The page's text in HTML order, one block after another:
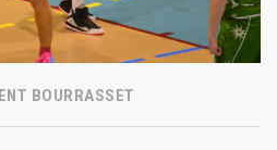
BOURRASSET